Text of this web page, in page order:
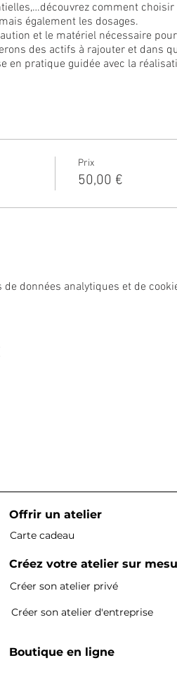
comment
également les dosages.
et le matériel nécessaire
des actifs à rajouter et dans
en pratique guidée avec la
Prix
50,00 €
données analytiques et de
Offrir un atelier
Carte cadeau
Créez votre atelier sur
Créer son atelier privé
Créer son atelier d'entreprise
Boutique en ligne